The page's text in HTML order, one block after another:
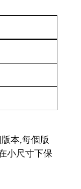
本,每個版
小尺寸下保